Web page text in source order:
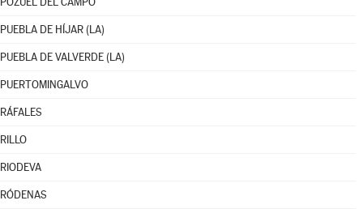
PUEBLA DE HÍJAR (LA)
PUEBLA DE VALVERDE (LA)
PUERTOMINGALVO
RÁFALES
RILLO
RIODEVA
RÓDENAS